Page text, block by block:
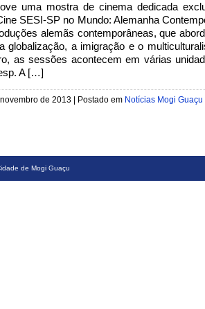
uma mostra de cinema dedicada
SESI-SP no Mundo: Alemanha
alemãs contemporâneas, que
globalização, a imigração e o
as sessões acontecem em várias
A […]
de 2013 | Postado em Notícias Mogi Guaçu
de Mogi Guaçu